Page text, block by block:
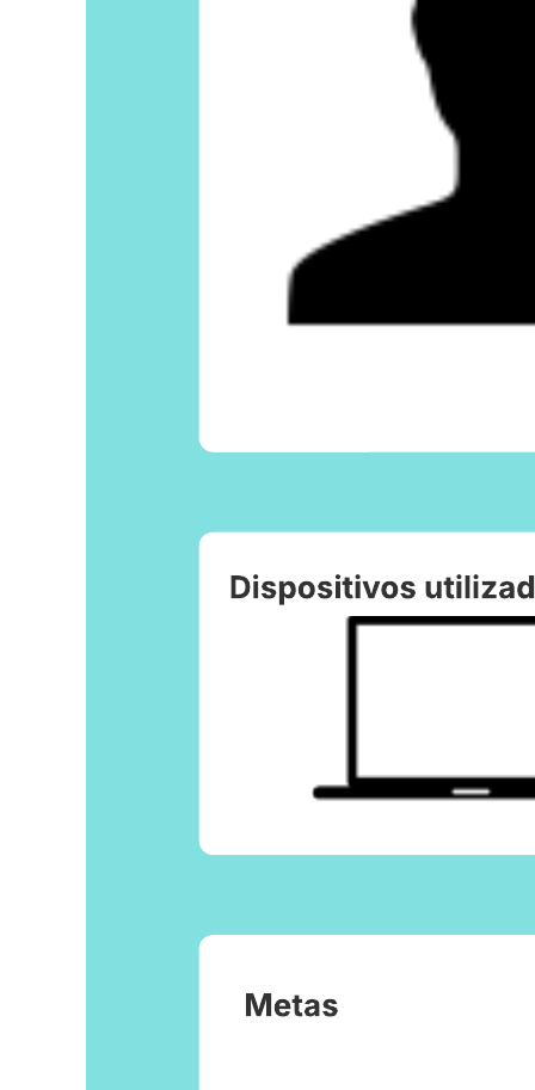
Resumir e otimizar pesquisas sobre usuários em um formato